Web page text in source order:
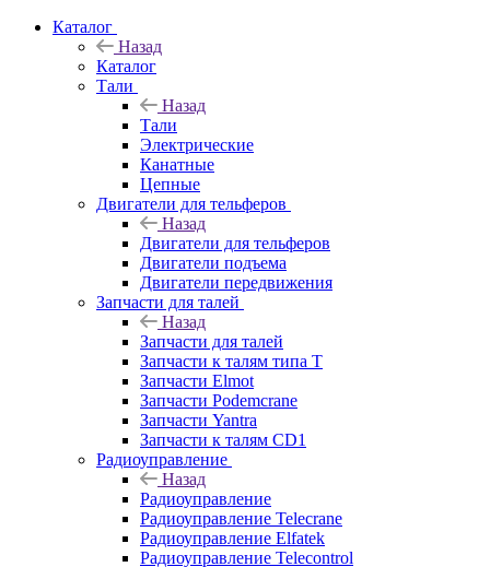
Каталог
Назад
Каталог
Тали
Назад
Тали
Электрические
Канатные
Цепные
Двигатели для тельферов
Назад
Двигатели для тельферов
Двигатели подъема
Двигатели передвижения
Запчасти для талей
Назад
Запчасти для талей
Запчасти к талям типа Т
Запчасти Elmot
Запчасти Podemcrane
Запчасти Yantra
Запчасти к талям CD1
Радиоуправление
Назад
Радиоуправление
Радиоуправление Telecrane
Радиоуправление Elfatek
Радиоуправление Telecontrol